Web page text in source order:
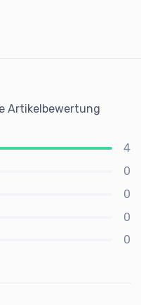
Artikelbewertung
4
0
0
0
0